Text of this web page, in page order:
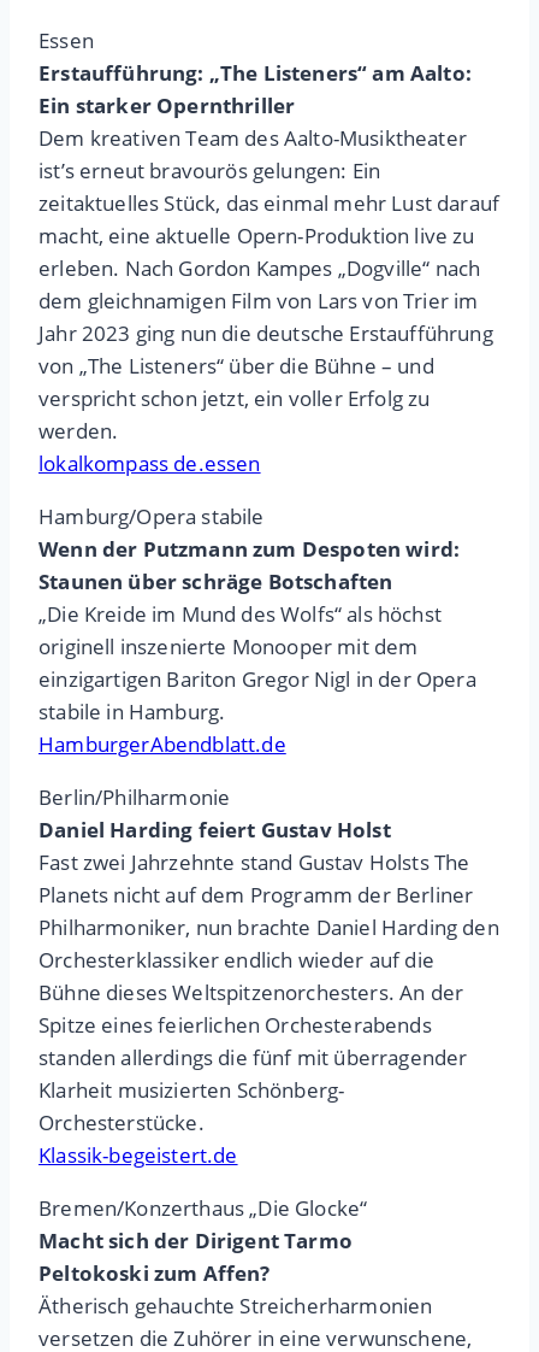
Essen
Erstaufführung: „The Liste­ners“ am Aalto:
Ein starker Opernthriller
Dem kreativen Team des Aalto-Musiktheater
ist’s erneut bravourös gelungen: Ein
zeitaktuelles Stück, das einmal mehr Lust darauf
macht, eine aktuelle Opern-Produktion live zu
erleben. Nach Gordon Kampes „Dogville“ nach
dem gleichnamigen Film von Lars von Trier im
Jahr 2023 ging nun die deutsche Erstaufführung
von „The Liste­ners“ über die Bühne – und
verspricht schon jetzt, ein voller Erfolg zu
werden.
lokalkompass de.essen
Hamburg/Opera stabile
Wenn der Putzmann zum Despoten wird:
Staunen über schräge Botschaften
„Die Kreide im Mund des Wolfs“ als höchst
originell inszenierte Monooper mit dem
einzigartigen Bariton Gregor Nigl in der Opera
stabile in Hamburg.
HamburgerAbendblatt.de
Berlin/Philharmonie
Daniel Harding feiert Gustav Holst
Fast zwei Jahrzehnte stand Gustav Holsts The
Planets nicht auf dem Programm der Berliner
Philharmoniker, nun brachte Daniel Harding den
Orchesterklassiker endlich wieder auf die
Bühne dieses Weltspitzenorchesters. An der
Spitze eines feierlichen Orchesterabends
standen allerdings die fünf mit überragender
Klarheit musizierten Schönberg-
Orchesterstücke.
Klassik-begeistert.de
Bremen/Konzerthaus „Die Glocke“
Macht sich der Dirigent Tarmo
Peltokoski zum Affen?
Ätherisch gehauchte Streicherharmonien
versetzen die Zuhörer in eine verwunschene,